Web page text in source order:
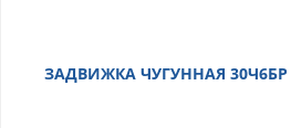
ЗАДВИЖКА ЧУГУННАЯ